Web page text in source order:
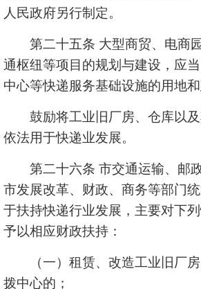
人民政府另行制定。
第二十五条 大型商贸、电商
通枢纽等项目的规划与建设，应
中心等快递服务基础设施的用地和
鼓励将工业旧厂房、仓库以及
依法用于快递业发展。
第二十六条 市交通运输、邮政
市发展改革、财政、商务等部门
于扶持快递行业发展，主要对下
予以相应财政扶持：
（一）租赁、改造工业旧厂房
拨中心的；